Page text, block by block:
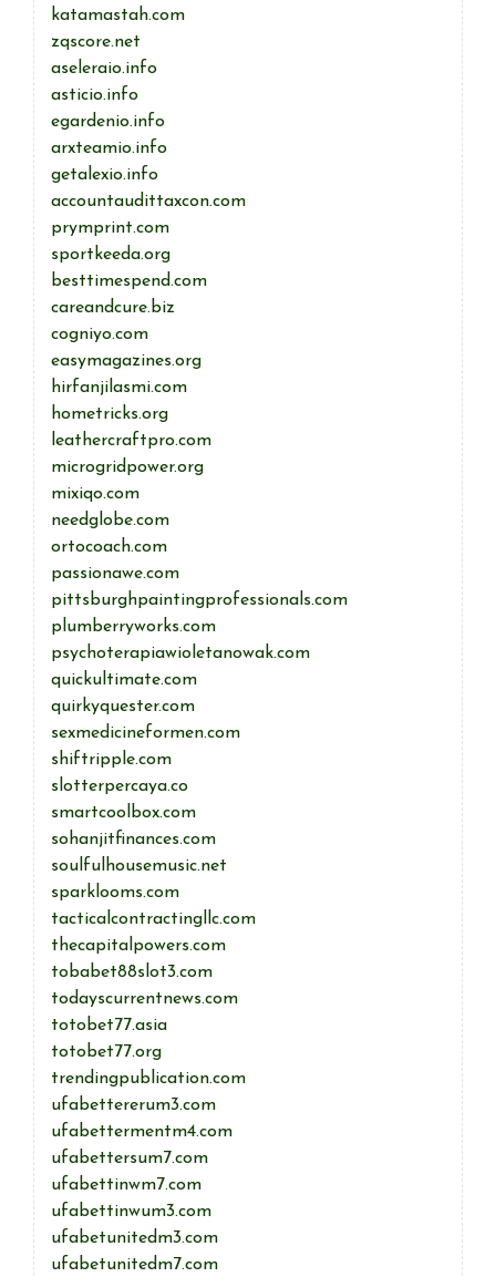
katamastah.com
zqscore.net
aseleraio.info
asticio.info
egardenio.info
arxteamio.info
getalexio.info
accountaudittaxcon.com
prymprint.com
sportkeeda.org
besttimespend.com
careandcure.biz
cogniyo.com
easymagazines.org
hirfanjilasmi.com
hometricks.org
leathercraftpro.com
microgridpower.org
mixiqo.com
needglobe.com
ortocoach.com
passionawe.com
pittsburghpaintingprofessionals.com
plumberryworks.com
psychoterapiawioletanowak.com
quickultimate.com
quirkyquester.com
sexmedicineformen.com
shiftripple.com
slotterpercaya.co
smartcoolbox.com
sohanjitfinances.com
soulfulhousemusic.net
sparklooms.com
tacticalcontractingllc.com
thecapitalpowers.com
tobabet88slot3.com
todayscurrentnews.com
totobet77.asia
totobet77.org
trendingpublication.com
ufabettererum3.com
ufabettermentm4.com
ufabettersum7.com
ufabettinwm7.com
ufabettinwum3.com
ufabetunitedm3.com
ufabetunitedm7.com